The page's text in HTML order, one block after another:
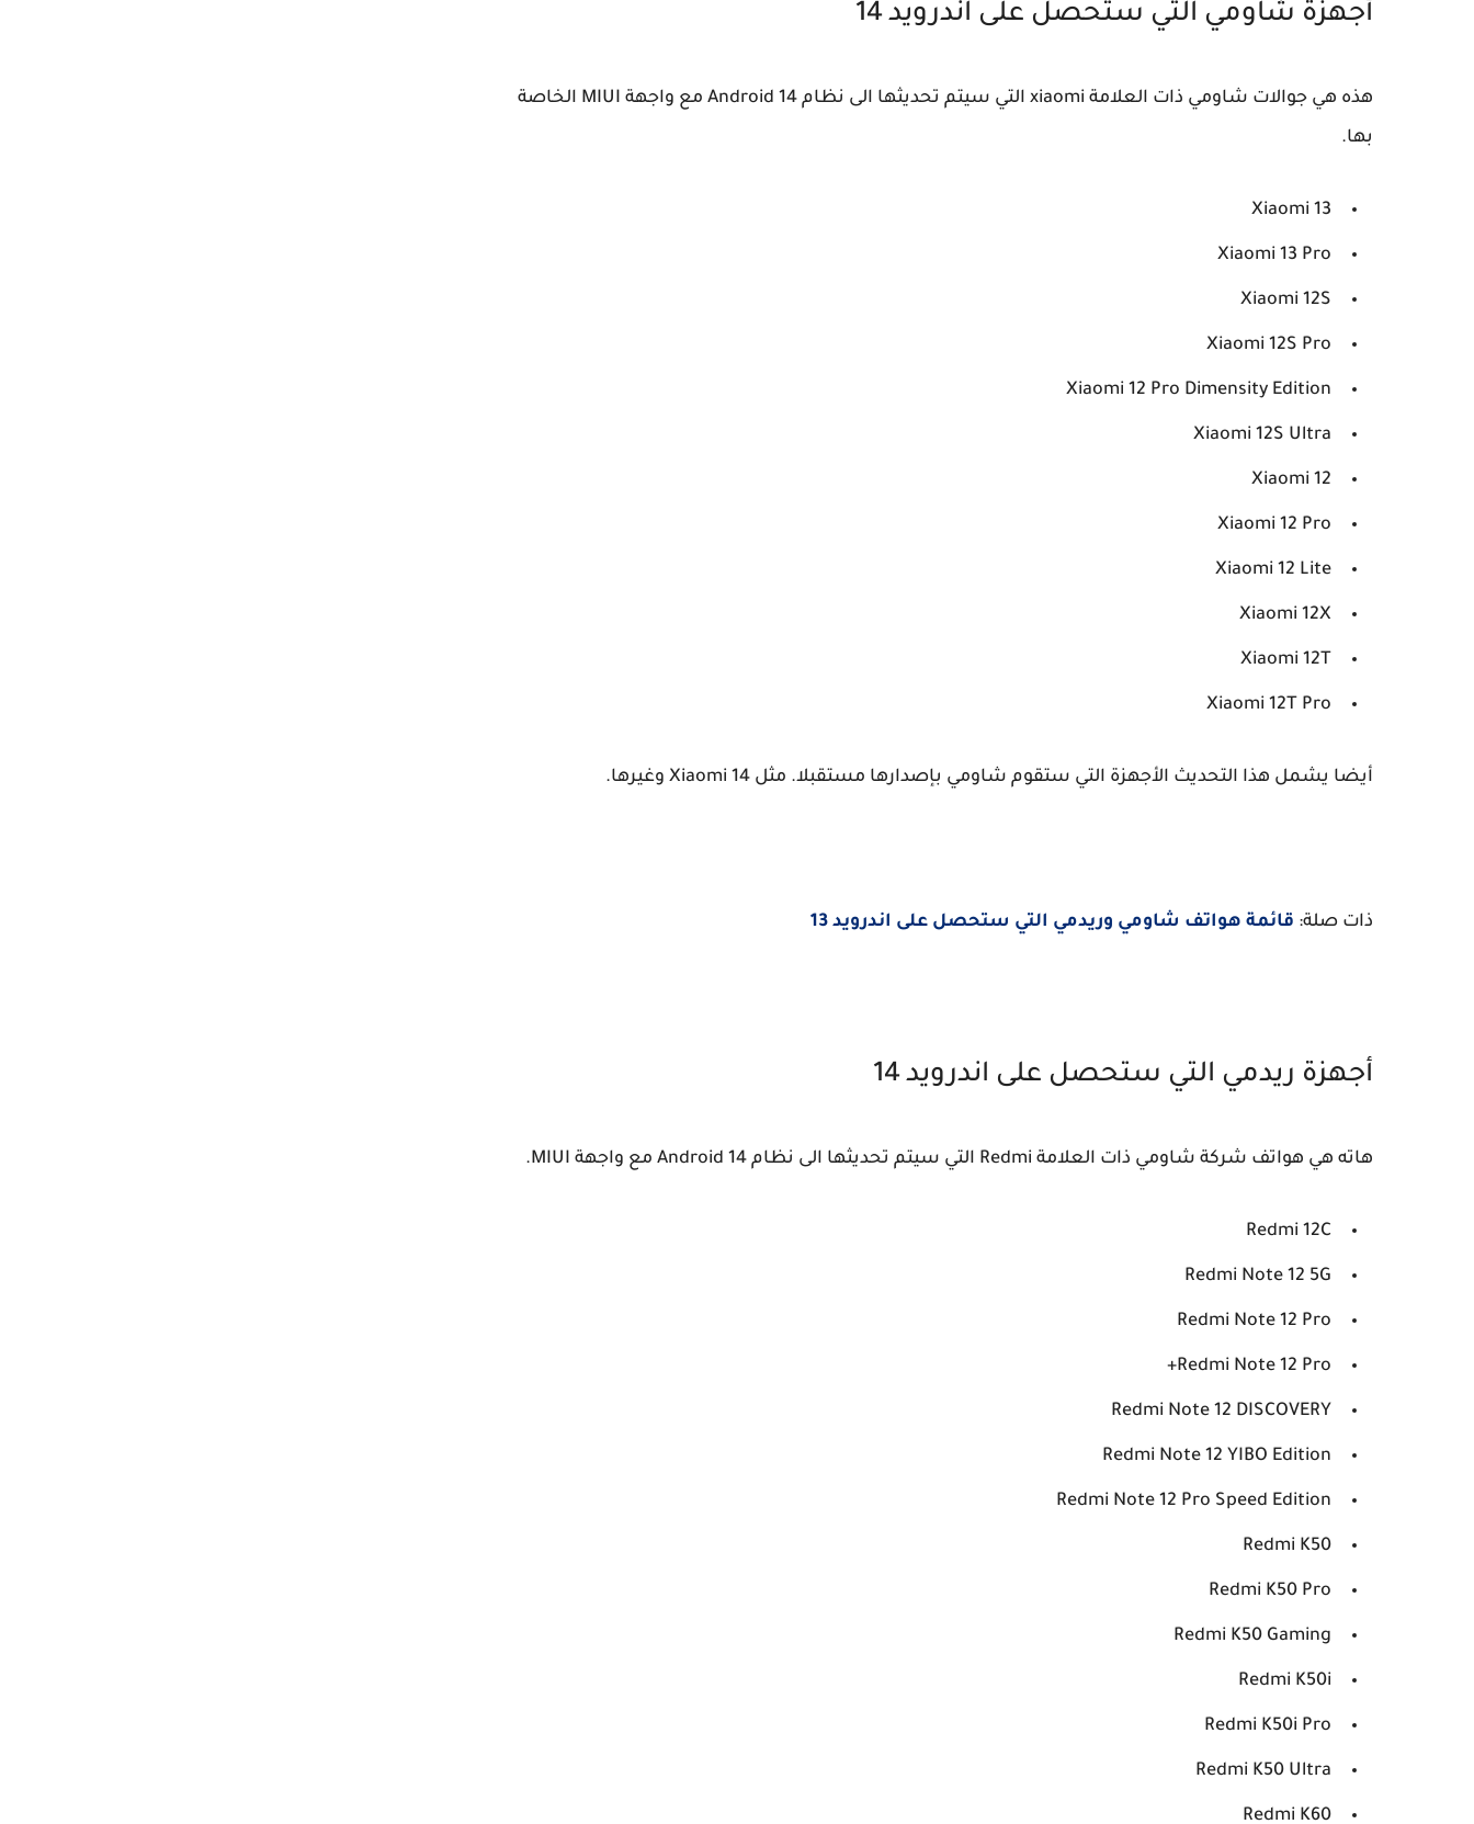
أجهزة شاومي التي ستحصل على اندرويد 14
هذه هي جوالات شاومي ذات العلامة xiaomi التي سيتم تحديثها الى نظام Android 14 مع واجهة MIUI الخاصة
بها.
Xiaomi 13
Xiaomi 13 Pro
Xiaomi 12S
Xiaomi 12S Pro
Xiaomi 12 Pro Dimensity Edition
Xiaomi 12S Ultra
Xiaomi 12
Xiaomi 12 Pro
Xiaomi 12 Lite
Xiaomi 12X
Xiaomi 12T
Xiaomi 12T Pro
أيضا يشمل هذا التحديث الأجهزة التي ستقوم شاومي بإصدارها مستقبلا. مثل Xiaomi 14 وغيرها.
ذات صلة: قائمة هواتف شاومي وريدمي التي ستحصل على اندرويد 13
أجهزة ريدمي التي ستحصل على اندرويد 14
هاته هي هواتف شركة شاومي ذات العلامة Redmi التي سيتم تحديثها الى نظام Android 14 مع واجهة MIUI.
Redmi 12C
Redmi Note 12 5G
Redmi Note 12 Pro
Redmi Note 12 Pro+
Redmi Note 12 DISCOVERY
Redmi Note 12 YIBO Edition
Redmi Note 12 Pro Speed Edition
Redmi K50
Redmi K50 Pro
Redmi K50 Gaming
Redmi K50i
Redmi K50i Pro
Redmi K50 Ultra
Redmi K60